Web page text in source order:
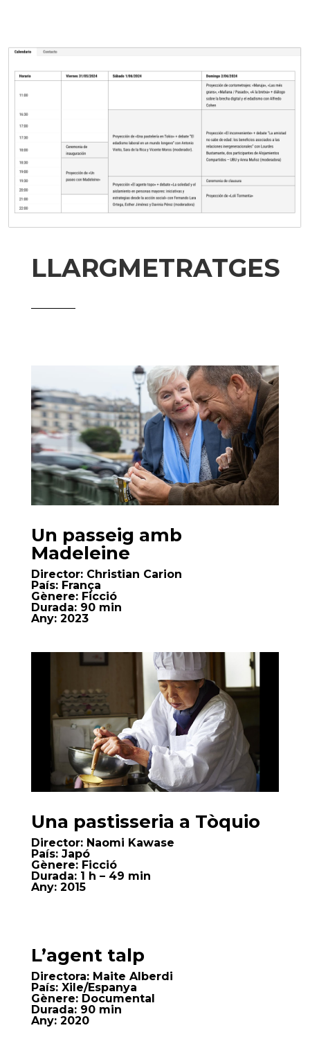
LLARGMETRATGES
Un passeig amb
Madeleine
Director:Christian Carion
País:França
Gènere:Ficció
Durada:90 min
Any:2023
Una pastisseria a Tòquio
Director: Naomi Kawase
País:Japó
Gènere:Ficció
Durada:1 h – 49 min
Any:2015
L’agent talp
Directora: Maite Alberdi
País:Xile/Espanya
Gènere:Documental
Durada:90 min
Any:2020